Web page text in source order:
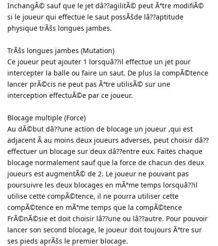
InchangÃ© sauf que le jet dâ??agilitÃ© peut Ãªtre modifiÃ©
si le joueur qui effectue le saut possÃšde lâ??aptitude
physique trÃšs longues jambes.
TrÃšs longues jambes (Mutation)
Ce joueur peut ajouter 1 lorsquâ??il effectue un jet pour
intercepter la balle ou faire un saut. De plus la compÃ©tence
lancer prÃ©cis ne peut pas Ãªtre utilisÃ© sur une
interception effectuÃ©e par ce joueur.
Blocage multiple (Force)
Au dÃ©but dâ??une action de blocage un joueur ,qui est
adjacent Ã au moins deux joueurs adverses, peut choisir dâ??
effectuer un blocage sur deux dâ??entre eux. Faites chaque
blocage normalement sauf que la force de chacun des deux
joueurs est augmentÃ© de 2. Le joueur ne pouvant pas
poursuivre les deux blocages en mÃªme temps lorsquâ??il
utilise cette compÃ©tence, il ne pourra utiliser cette
compÃ©tence en mÃªme temps que la compÃ©tence
FrÃ©nÃ©sie et doit choisir lâ??une ou lâ??autre. Pour pouvoir
lancer son second blocage, le joueur doit toujours Ãªtre sur
ses pieds aprÃšs le premier blocage.